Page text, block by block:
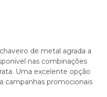
de metal agrada a
nas combinações
Uma excelente opção
campanhas promocionais